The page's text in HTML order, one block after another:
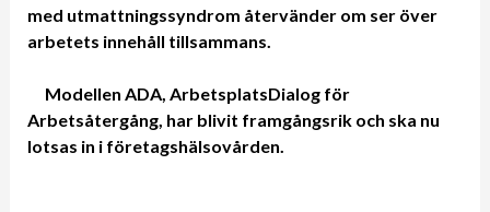
med utmattningssyndrom återvänder om ser över
arbetets innehåll tillsammans.
Modellen ADA, ArbetsplatsDialog för
Arbetsåtergång, har blivit framgångsrik och ska nu
lotsas in i företagshälsovården.